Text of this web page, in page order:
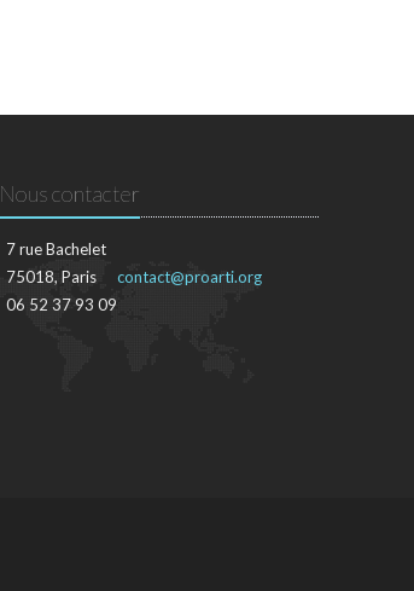
Nous contacter
7 rue Bachelet
75018, Paris
06 52 37 93 09
contact@proarti.org